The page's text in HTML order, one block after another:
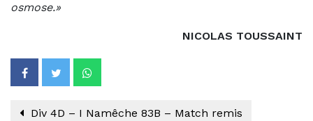
osmose.»
NICOLAS TOUSSAINT
Div 4D – I Namêche 83B – Match remis